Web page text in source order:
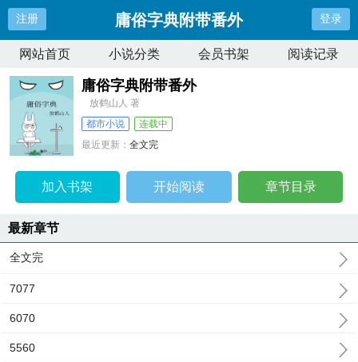
注册 庸俗字典附带番外 登录
网站首页 小说分类 会员书架 阅读记录
庸俗字典附带番外
放鹤山人 著
都市小说
连载中
最近更新：全文完
加入书架 开始阅读 章节目录
最新章节
全文完
7077
6070
5560